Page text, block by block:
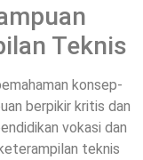
Teknis
konsep-
berpikir kritis dan
vokasi dan
teknis